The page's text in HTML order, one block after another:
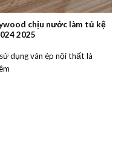
chịu nước làm tủ kệ
2025
dụng ván ép nội thất là